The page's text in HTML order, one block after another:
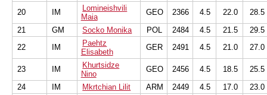
20 IM
Lomineishvili
Maia
GEO 2366 4.5 22.0
28.5
21
GM Socko Monika POL 2484 4.5 21.5
29.5
22
IM
Paehtz
Elisabeth
GER 2491 4.5 21.0 27.0
23 IM
Khurtsidze
Nino
GEO 2456 4.5 18.5
25.5
24
IM Mkrtchian Lilit ARM 2449 4.5 17.0
23.0